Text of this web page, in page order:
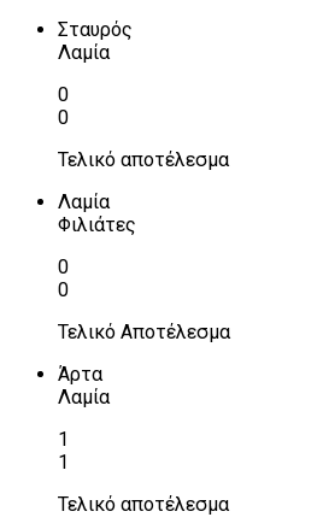
Σταυρός
Λαμία
0
0
Τελικό αποτέλεσμα
Λαμία
Φιλιάτες
0
0
Τελικό Αποτέλεσμα
Άρτα
Λαμία
1
1
Τελικό αποτέλεσμα